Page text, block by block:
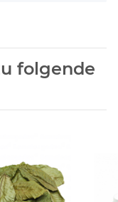
folgende